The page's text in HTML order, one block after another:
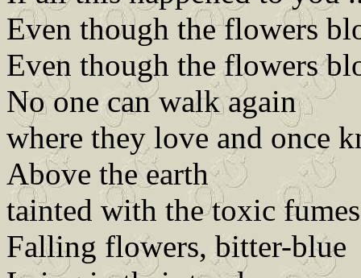
Even though the flowers
Even though the flowers
No one can walk again
where they love and once
Above the earth
tainted with the toxic fumes
Falling flowers, bitter-blue